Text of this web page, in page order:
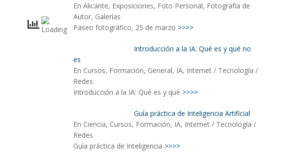
En Alicante, Exposiciones, Foto Personal, Fotografía de
Autor, Galerías
Paseo fotográfico, 25 de marzo >>>>
Introducción a la IA: Qué es y qué no
es
En Cursos, Formación, General, IA, Internet / Tecnología /
Redes
Introducción a la IA: Qué es y qué >>>>
Guía práctica de Inteligencia Artificial
En Ciencia, Cursos, Formación, IA, Internet / Tecnología /
Redes
Guía práctica de Inteligencia >>>>